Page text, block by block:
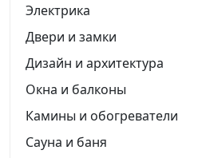
Электрика
Двери и замки
Дизайн и архитектура
Окна и балконы
Камины и обогреватели
Сауна и баня